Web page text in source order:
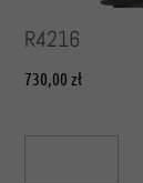
R4216
730,00 zł